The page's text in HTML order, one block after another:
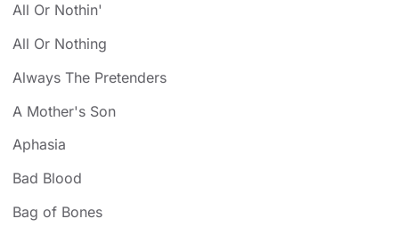
All Or Nothin'
All Or Nothing
Always The Pretenders
A Mother's Son
Aphasia
Bad Blood
Bag of Bones